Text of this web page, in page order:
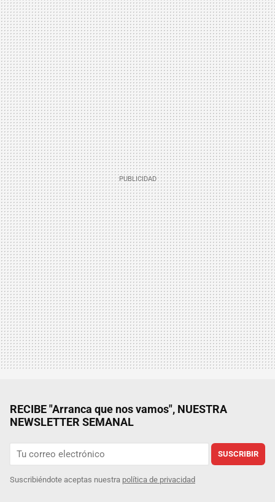
RECIBE "Arranca que nos vamos", NUESTRA
NEWSLETTER SEMANAL
SUSCRIBIR
Suscribiéndote aceptas nuestra política de privacidad